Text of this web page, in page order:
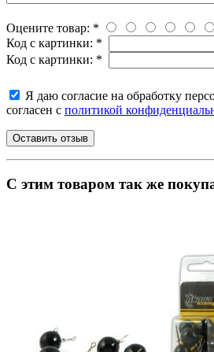
Оцените товар: *
Код с картинки: *
Код с картинки: *
Я даю согласие на обработку
согласен с политикой
C этим товаром так же